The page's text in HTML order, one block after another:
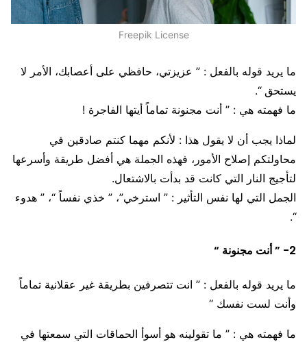
Freepik License
ما يريد قوله بالفعل : ” عزيزتي، حافظي على أعصابك، الأمر لا
يستحق “.
ما فهمته هي : ” أنت مجنونة تماماً أيتها الفاجرة !
لماذا يجب أن لا يقول هذا : لأنكم مهما كنتم صادقين في
محاولتكم إصلاح الأمور، فهذه الجملة هي أفضل طريقة وأسرعها
لتأجيج النار التي كانت قد بدأت بالاشتعال.
الجمل التي لها نفس التأثير : ” استرخي”، ” خذي نفساً “، ” هدوء
“.
2- ” أنت مجنونة “
ما يريد قوله بالفعل : ” انت تتصرفين بطريقة غير عقلانية تماماً
وأنت لست نفسك “
ما فهمته هي : ” ما تقولينه هو أسوأ الحماقات التي سمعتها في